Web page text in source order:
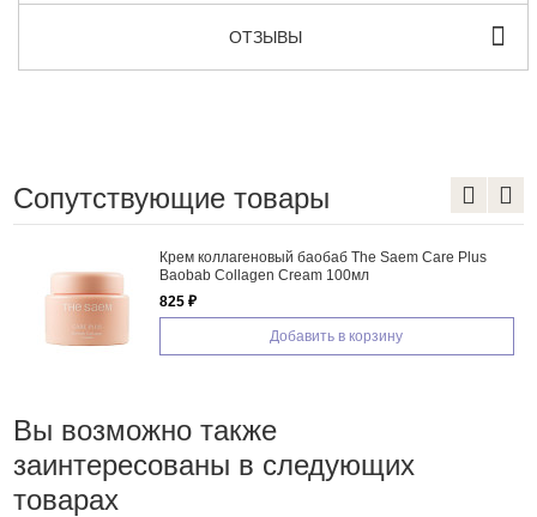
ОТЗЫВЫ
Сопутствующие товары
Крем коллагеновый баобаб The Saem Care Plus
Baobab Collagen Cream 100мл
825 ₽
Добавить в корзину
Вы возможно также
заинтересованы в следующих
товарах